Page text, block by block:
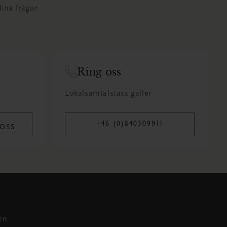
frågor
Ring oss
Lokalsamtalstaxa gäller
+46 (0)840309911